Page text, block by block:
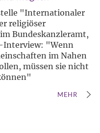
"Internationaler
religiöser
Bundeskanzleramt,
Interview: "Wenn
im Nahen
müssen sie nicht
MEHR